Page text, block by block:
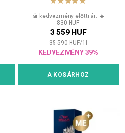
ár kedvezmény előtti ár: 5
830 HUF
3 559 HUF
35 590 HUF/1
KEDVEZMÉNY 39%
A KOSÁRHOZ